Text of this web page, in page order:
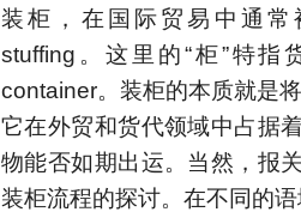
装柜，在国际贸易中通常
stuffing。这里的“柜”特
container。装柜的本质就是
它在外贸和货代领域中占据
物能否如期出运。当然，报
装柜流程的探讨。在不同的